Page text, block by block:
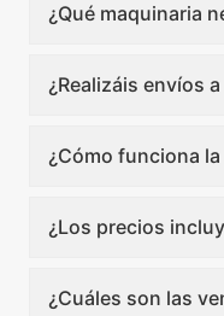
¿Qué maquinaria
¿Realizáis envíos
¿Cómo funciona
¿Los precios
¿Cuáles son las